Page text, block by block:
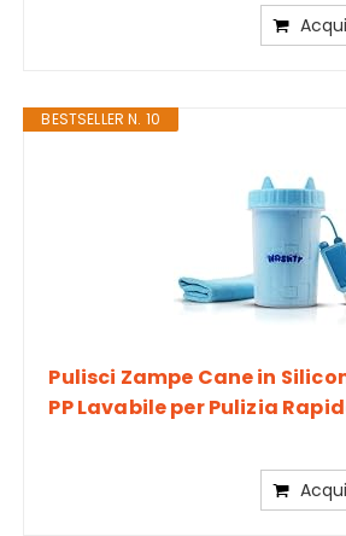
BESTSELLER N. 10
Pulisci Zampe Cane in
PP Lavabile per Pulizia